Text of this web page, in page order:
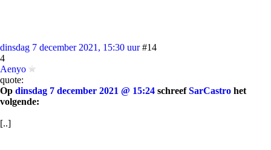
dinsdag 7 december 2021, 15:30 uur #14
4
Aenyo
quote:
Op dinsdag 7 december 2021 @ 15:24 schreefSarCastro het
volgende:
[..]